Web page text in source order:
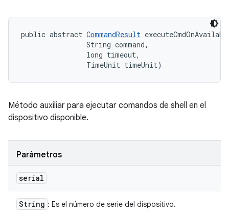
public abstract CommandResult
                String command,
                long timeout,
                TimeUnit timeUnit)
Método auxiliar para ejecutar comandos de shell en el
dispositivo disponible.
Parámetros
serial
String : Es el número de serie del dispositivo.